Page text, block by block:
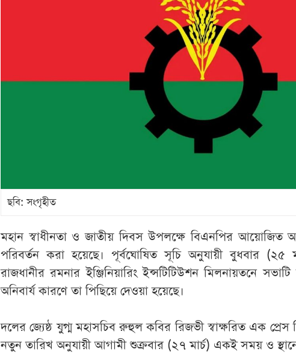
ছবি: সংগৃহীত
মহান স্বাধীনতা ও জাতীয় দিবস উপলক্ষে বিএনপির আয়োজিত
পরিবর্তন করা হয়েছে। পূর্বঘোষিত সূচি অনুযায়ী বুধবার (২৫
রাজধানীর রমনার ইঞ্জিনিয়ারিং ইন্সটিটিউশন মিলনায়তনে
অনিবার্য কারণে তা পিছিয়ে দেওয়া হয়েছে।
দলের জ্যেষ্ঠ যুগ্ম মহাসচিব রুহুল কবির রিজভী স্বাক্ষরিত এক প্রেস
নতুন তারিখ অনুযায়ী আগামী শুক্রবার (২৭ মার্চ) একই সময় ও